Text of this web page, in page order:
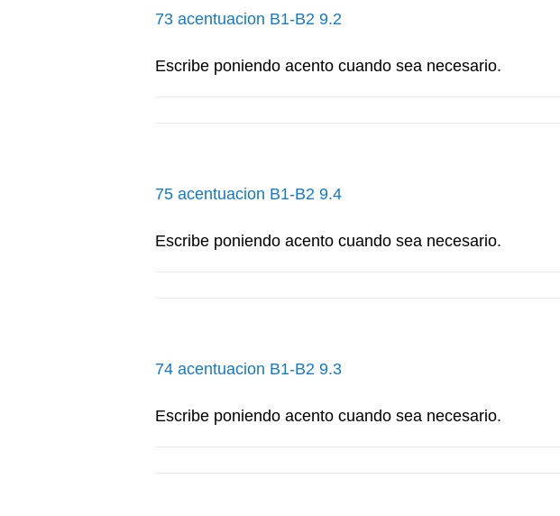
73 acentuacion B1-B2 9.2
Escribe poniendo acento cuando sea necesario.
75 acentuacion B1-B2 9.4
Escribe poniendo acento cuando sea necesario.
74 acentuacion B1-B2 9.3
Escribe poniendo acento cuando sea necesario.